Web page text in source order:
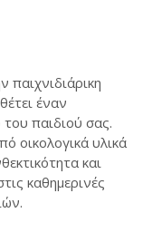
παιχνιδιάρικη
έναν
παιδιού σας.
οικολογικά υλικά
και
καθημερινές